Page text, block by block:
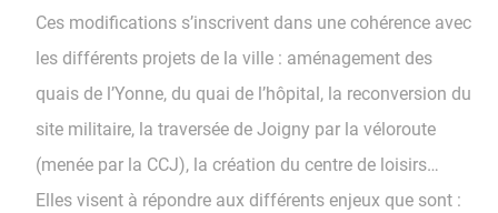
Ces modifications s’inscrivent dans une cohérence avec
les différents projets de la ville : aménagement des
quais de l’Yonne, du quai de l’hôpital, la reconversion du
site militaire, la traversée de Joigny par la véloroute
(menée par la CCJ), la création du centre de loisirs…
Elles visent à répondre aux différents enjeux que sont :